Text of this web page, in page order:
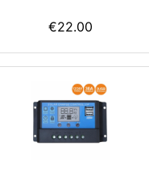
€22.00